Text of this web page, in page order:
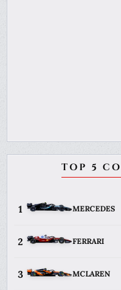
TOP 5
1 MERCEDES
2 FERRARI
3 MCLAREN